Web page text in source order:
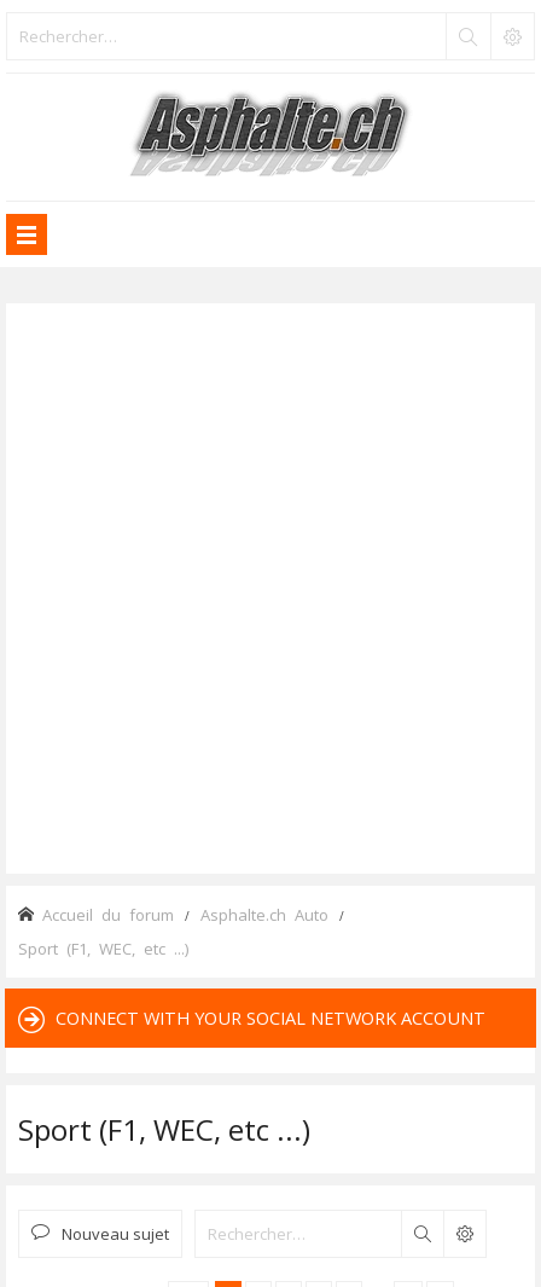
Accueil du forum Asphalte.ch Auto
Sport (F1, WEC, etc ...)
CONNECT WITH YOUR SOCIAL NETWORK ACCOUNT
Sport (F1, WEC, etc ...)
Nouveau sujet Rechercher